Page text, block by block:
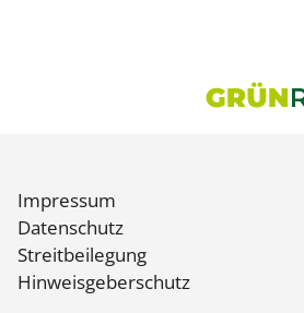
Impressum
Datenschutz
Streitbeilegung
Hinweisgeberschutz